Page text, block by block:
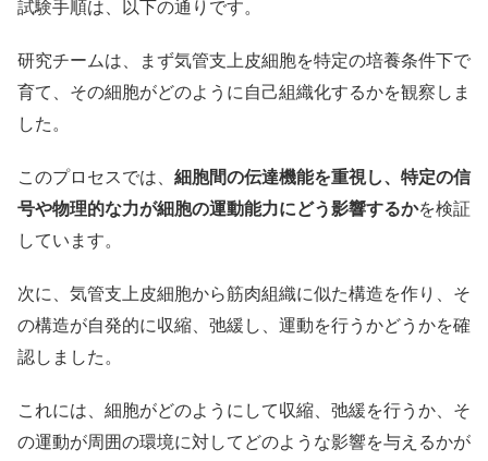
試験手順は、以下の通りです。
研究チームは、まず気管支上皮細胞を特定の培養条件下で
育て、その細胞がどのように自己組織化するかを観察しま
した。
このプロセスでは、 細胞間の伝達機能を重視し、特定の信
号や物理的な力が細胞の運動能力にどう影響するかを検証
しています。
次に、気管支上皮細胞から筋肉組織に似た構造を作り、そ
の構造が自発的に収縮、弛緩し、運動を行うかどうかを確
認しました。
これには、細胞がどのようにして収縮、弛緩を行うか、そ
の運動が周囲の環境に対してどのような影響を与えるかが